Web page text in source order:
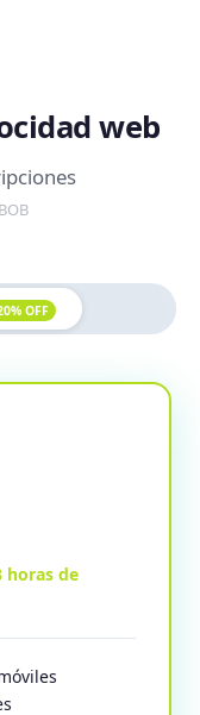
web
OFF
horas de